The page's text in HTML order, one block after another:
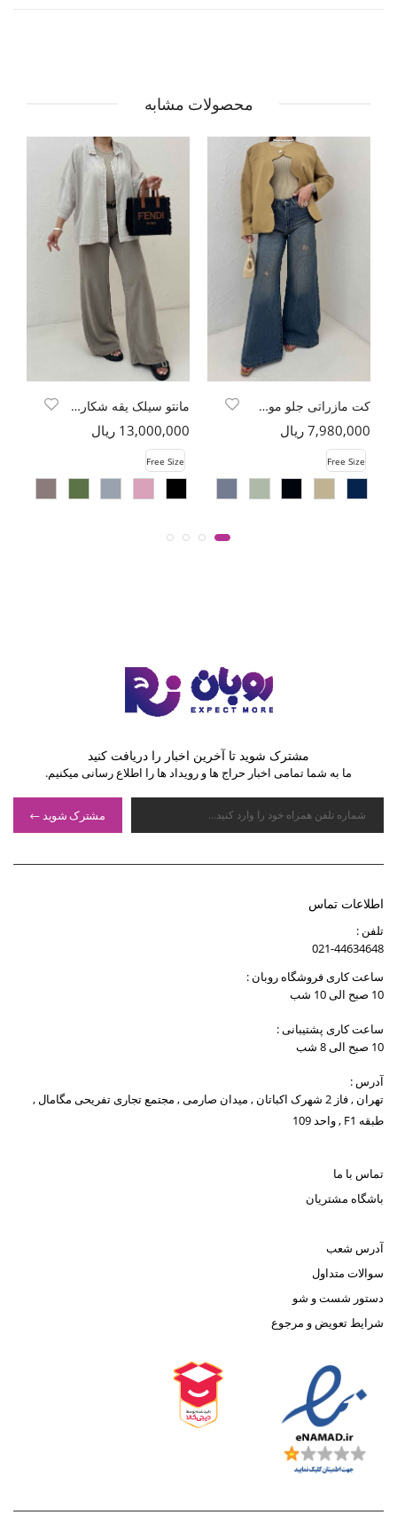
محصولات مشابه
کت مازراتی جلو موجی تک دکمه
7,980,000 ریال
Free Size
مانتو سیلک یقه شکاری TR
13,000,000 ریال
Free Size
مشترک شوید تا آخرین اخبار را دریافت کنید
ما به شما تمامی اخبار حراج ها و رویداد ها را اطلاع رسانی میکنیم.
مشترک شوید
اطلاعات تماس
تلفن :
021-44634648
ساعت کاری فروشگاه روبان :
10 صبح الی 10 شب
ساعت کاری پشتیبانی :
10 صبح الی 8 شب
آدرس :
تهران , فاز 2 شهرک اکباتان , میدان صارمی , مجتمع تجاری تفریحی مگامال ,
طبقه F1 , واحد 109
تماس با ما
باشگاه مشتریان
آدرس شعب
سوالات متداول
دستور شست و شو
شرایط تعویض و مرجوع